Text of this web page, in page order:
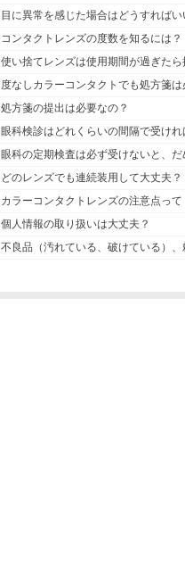
目に異常を感じた場合はどうすればい
コンタクトレンズの度数を知るには？
使い捨てレンズは使用期間が過ぎた
度なしカラーコンタクトでも処方箋は
処方箋の提出は必要なの？
眼科検診はどれくらいの間隔で受け
眼科の定期検査は必ず受けないと、
どのレンズでも連続装用して大丈夫？
カラーコンタクトレンズの注意点って
個人情報の取り扱いは大丈夫？
不良品（汚れている、破けている）